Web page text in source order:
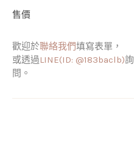
售價
歡迎於聯絡我們填寫表單，
或透過LINE(ID: @183baclb)詢
問。